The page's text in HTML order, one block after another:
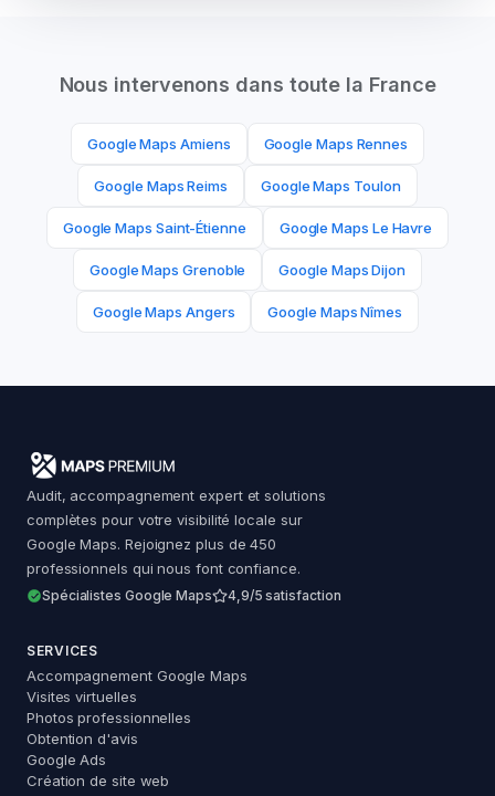
Nous intervenons dans toute la France
Google Maps Amiens Google Maps Rennes
Google MapsReims Google Maps Toulon
Google Maps Saint-Étienne Google Maps Le Havre
Google MapsGrenoble Google MapsDijon
Google Maps Angers Google MapsNîmes
Audit, accompagnement expert et solutions
complètes pour votre visibilité locale sur
Google Maps. Rejoignez plus de 450
professionnels qui nous font confiance.
Spécialistes Google Maps 4,9/5 satisfaction
SERVICES
Accompagnement Google Maps
Visites virtuelles
Photos professionnelles
Obtention d'avis
Google Ads
Création de site web